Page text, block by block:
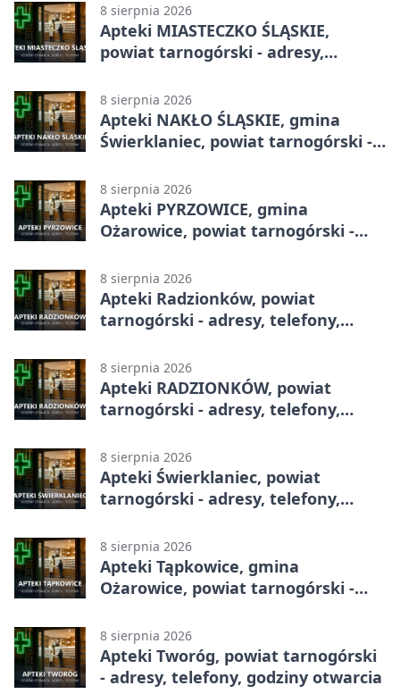
8 sierpnia 2026
Apteki MIASTECZKO ŚLĄSKIE,
powiat tarnogórski - adresy,
8 sierpnia 2026
Apteki NAKŁO ŚLĄSKIE, gmina
Świerklaniec, powiat tarnogórski -
8 sierpnia 2026
Apteki PYRZOWICE, gmina
Ożarowice, powiat tarnogórski -
8 sierpnia 2026
Apteki Radzionków, powiat
tarnogórski - adresy, telefony,
8 sierpnia 2026
Apteki RADZIONKÓW, powiat
tarnogórski - adresy, telefony,
8 sierpnia 2026
Apteki Świerklaniec, powiat
tarnogórski - adresy, telefony,
8 sierpnia 2026
Apteki Tąpkowice, gmina
Ożarowice, powiat tarnogórski -
8 sierpnia 2026
Apteki Tworóg, powiat tarnogórski
- adresy, telefony, godziny otwarcia